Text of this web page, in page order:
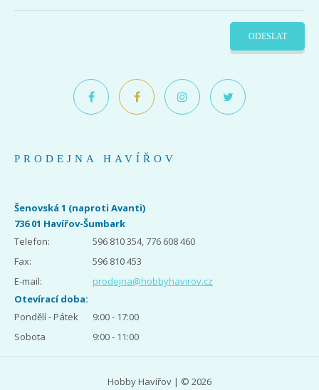
ODESLAT
PRODEJNA HAVÍŘOV
Šenovská 1 (naproti Avanti)
736 01 Havířov-Šumbark
Telefon:
596 810 354, 776 608 460
Fax:
596 810 453
E-mail:
prodejna@hobbyhavirov.cz
Otevírací doba:
Pondělí - Pátek
9:00 - 17:00
Sobota
9:00 - 11:00
Hobby Havířov | © 2026